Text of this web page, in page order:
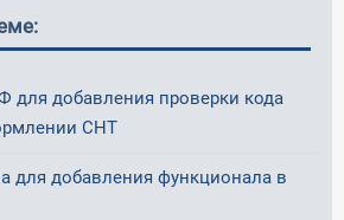
для добавления проверки кода
СНТ
для добавления функционала в